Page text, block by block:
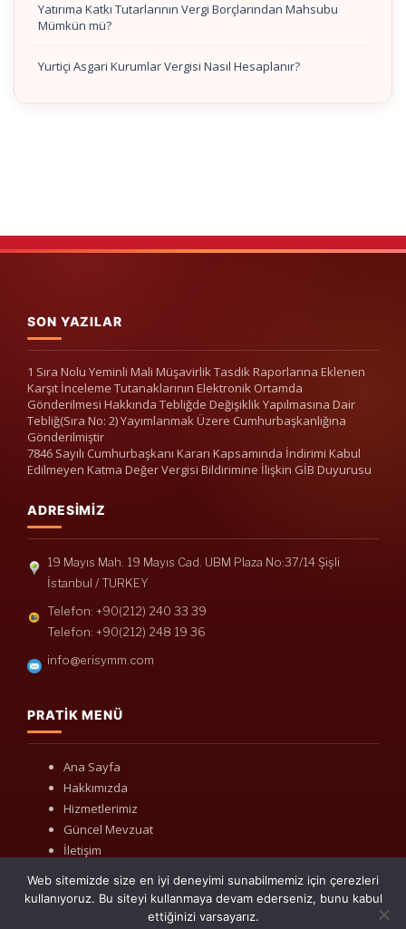
Yatırıma Katkı Tutarlarının Vergi Borçlarından Mahsubu
Mümkün mü?
Yurtiçi Asgari Kurumlar Vergisi Nasıl Hesaplanır?
SON YAZILAR
1 Sıra Nolu Yeminli Mali Müşavirlik Tasdik Raporlarına Eklenen
Karşıt İnceleme Tutanaklarının Elektronik Ortamda
Gönderilmesi Hakkında Tebliğde Değişiklik Yapılmasına Dair
Tebliğ(Sıra No: 2) Yayımlanmak Üzere Cumhurbaşkanlığına
Gönderilmiştir
7846 Sayılı Cumhurbaşkanı Kararı Kapsamında İndirimi Kabul
Edilmeyen Katma Değer Vergisi Bildirimine İlişkin GİB Duyurusu
ADRESIMIZ
19 Mayıs Mah. 19 Mayıs Cad. UBM Plaza No:37/14 Şişli
İstanbul / TURKEY
Telefon: +90(212) 240 33 39
Telefon: +90(212) 248 19 36
info@erisymm.com
PRATIK MENÜ
Ana Sayfa
Hakkımızda
Hizmetlerimiz
Güncel Mevzuat
İletişim
Web sitemizde size en iyi deneyimi sunabilmemiz için çerezleri
kullanıyoruz. Bu siteyi kullanmaya devam ederseniz, bunu kabul
ettiğinizi varsayarız.